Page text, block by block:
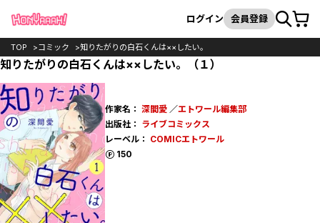
検索
ログイン 会員登録カート
TOP コミック 知りたがりの白石くんは××したい。
知りたがりの白石くんは××したい。（１）
作家名： 深間愛／エトワール編集部
出版社： ライブコミックス
レーベル： COMICエトワール
150
ポイント